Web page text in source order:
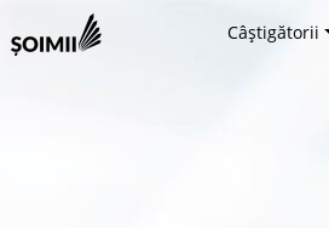
Câștigătorii